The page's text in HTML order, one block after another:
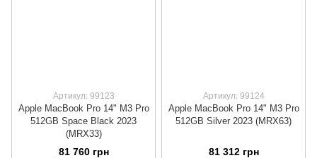
Артикул: 99123
Apple MacBook Pro 14" M3 Pro
512GB Space Black 2023
(MRX33)
81 760 грн
Артикул: 99124
Apple MacBook Pro 14" M3 Pro
512GB Silver 2023 (MRX63)
81 312 грн